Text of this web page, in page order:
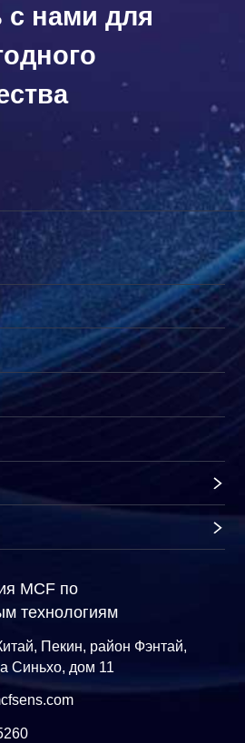
с нами для
MCF по
технологиям
Пекин, район Фэнтай,
Синьхо, дом 11